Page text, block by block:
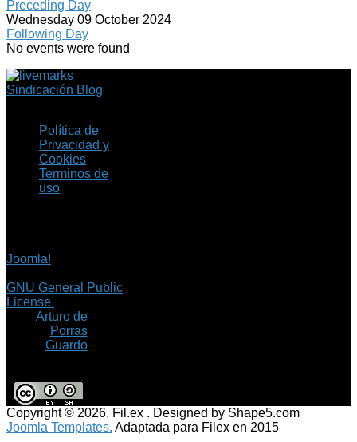
Preceding Day
Wednesday 09 October 2024
Following Day
No events were found
Sindicación Blog
Política de
Privacidad y
Cookies
Terminos de
uso
Joomla!
GNU General Public
License.
Arturo de
Porras
Guardo
Copyright © 2026. Fil.ex . Designed by Shape5.com
Joomla Templates. Adaptada para Filex en 2015